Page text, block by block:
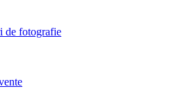
de fotografie